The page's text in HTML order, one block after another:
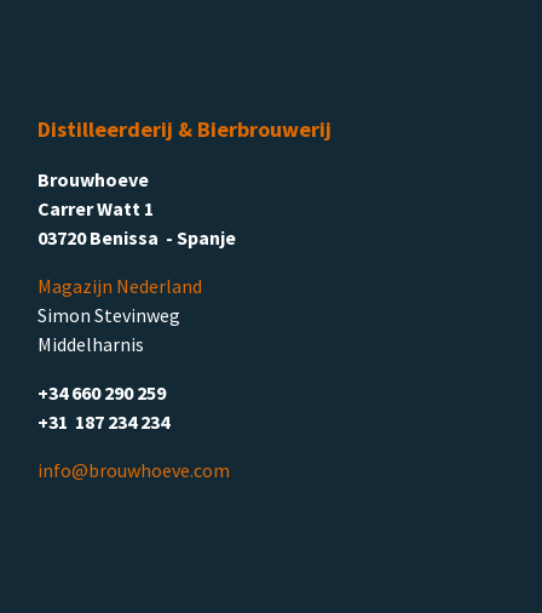
Distilleerderij & Bierbrouwerij
Brouwhoeve
Carrer Watt 1
03720 Benissa - Spanje
Magazijn Nederland
Simon Stevinweg
Middelharnis
+34 660 290 259
+31 187 234 234
info@brouwhoeve.com